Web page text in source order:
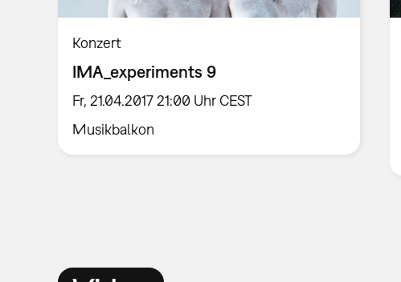
Konzert
IMA_experiments 9
Fr, 21.04.2017 21:00 Uhr CEST
Musikbalkon